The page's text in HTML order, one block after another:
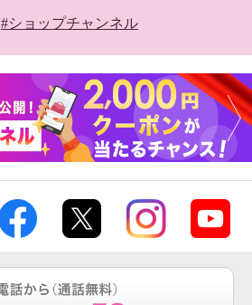
#ショップチャンネル